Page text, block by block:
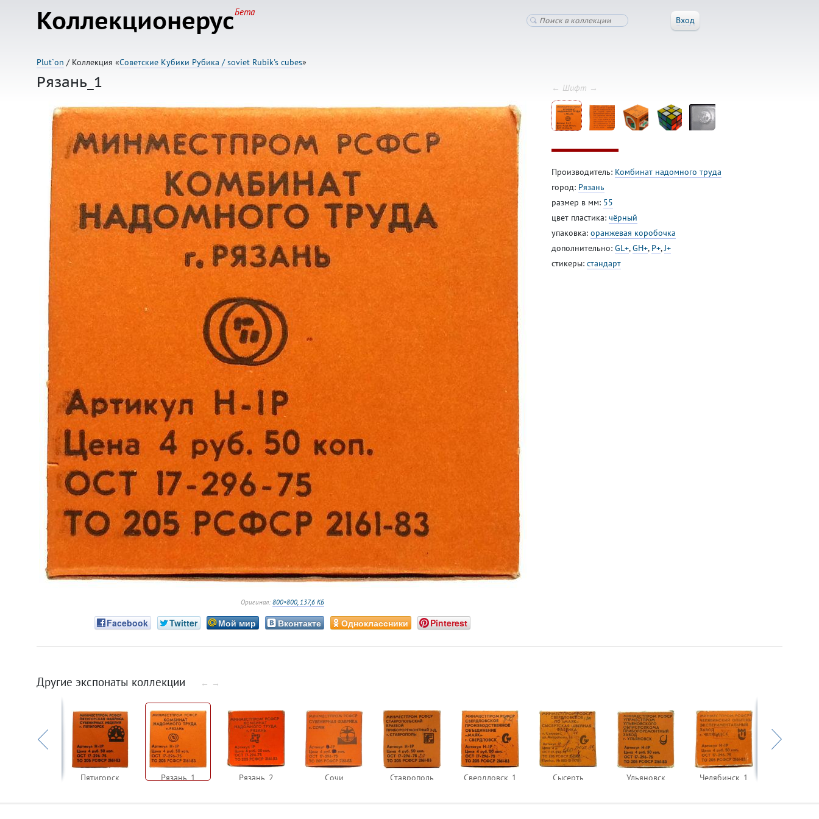
КоллекционерусБета
Вход
Plut`on / Коллекция «Советские Кубики Рубика / soviet Rubik's cubes»
Рязань_1
Оригинал:800×800, 137,6 КБ
Facebook Twitter Мой мир Вконтакте Одноклассники Pinterest
← Шифт →
Производитель: Комбинат надомного труда
город: Рязань
размер в мм: 55
цвет пластика: чёрный
упаковка: оранжевая коробочка
дополнительно: GL+,GH+, P+,J+
стикеры: стандарт
Другие экспонаты коллекции ← →
Пятигорск Рязань_1 Рязань_2 Сочи Ставрополь Свердловск_1 Сысерть Ульяновск Челябинск_1